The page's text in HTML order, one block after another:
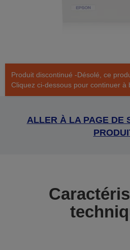
Produit discontinué -Désolé, ce
Cliquez ci-dessous pour continuer à
ALLER À LA PAGE DE